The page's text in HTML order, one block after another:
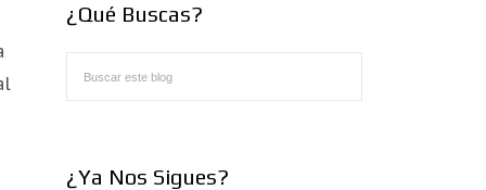
¿Qué Buscas?
¿Ya Nos Sigues?